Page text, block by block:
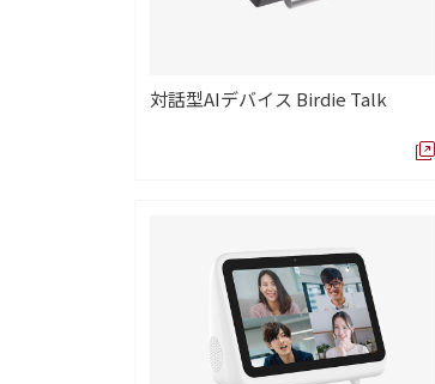
対話型AIデバイス Birdie Talk